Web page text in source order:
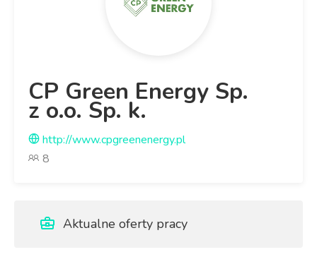
CP Green Energy Sp.
z o.o. Sp. k.
http://www.cpgreenenergy.pl
8
Aktualne oferty pracy